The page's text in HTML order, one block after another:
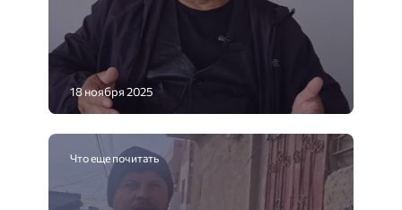
18 ноября 2025
Что еще почитать